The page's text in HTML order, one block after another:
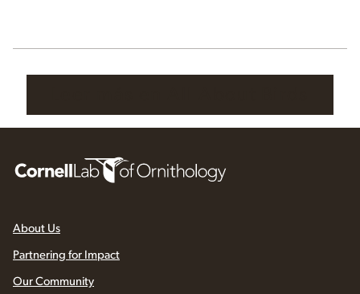
About Us
Partnering for Impact
Our Community